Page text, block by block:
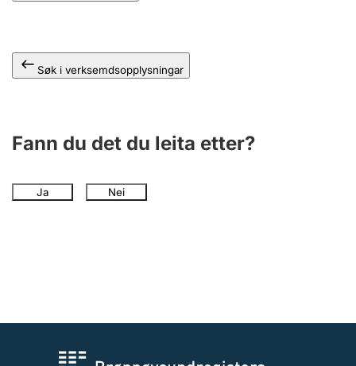
Søk i verksemdsopplysningar
Fann du det du leita etter?
Ja Nei